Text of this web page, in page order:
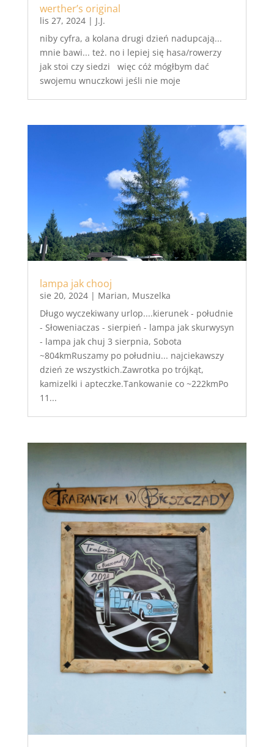
werther’s original
lis 27, 2024| J.J.
niby cyfra, a kolana drugi dzień nadupcają...
mnie bawi... też. no i lepiej się hasa/rowerzy
jak stoi czy siedzi więc cóż mógłbym dać
swojemu wnuczkowi jeśli nie moje
lampa jak chooj
sie 20, 2024| Marian, Muszelka
Długo wyczekiwany urlop....kierunek - południe
- Słoweniaczas - sierpień - lampa jak skurwysyn
- lampa jak chuj 3 sierpnia, Sobota
~804kmRuszamy po południu... najciekawszy
dzień ze wszystkich.Zawrotka po trójkąt,
kamizelki i apteczke.Tankowanie co ~222kmPo
11...